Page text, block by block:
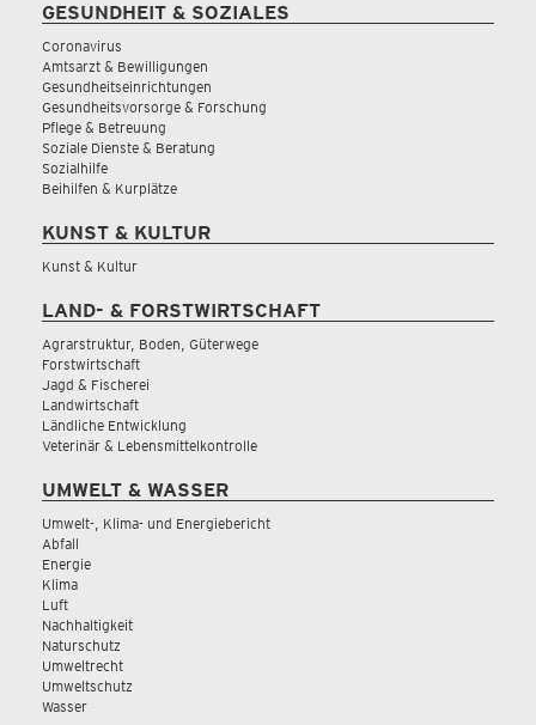
GESUNDHEIT & SOZIALES
Coronavirus
Amtsarzt & Bewilligungen
Gesundheitseinrichtungen
Gesundheitsvorsorge & Forschung
Pflege & Betreuung
Soziale Dienste & Beratung
Sozialhilfe
Beihilfen & Kurplätze
KUNST & KULTUR
Kunst & Kultur
LAND- & FORSTWIRTSCHAFT
Agrarstruktur, Boden, Güterwege
Forstwirtschaft
Jagd & Fischerei
Landwirtschaft
Ländliche Entwicklung
Veterinär & Lebensmittelkontrolle
UMWELT & WASSER
Umwelt-, Klima- und Energiebericht
Abfall
Energie
Klima
Luft
Nachhaltigkeit
Naturschutz
Umweltrecht
Umweltschutz
Wasser